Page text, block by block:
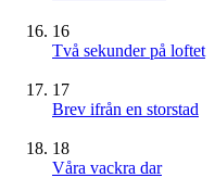
16
Två sekunder på loftet
17
Brev ifrån en storstad
18
Våra vackra dar